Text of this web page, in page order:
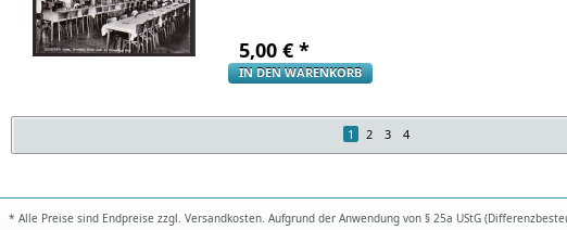
5,00 € *
IN DEN WARENKORB
1 2 3 4
* Alle Preise sind Endpreise zzgl. Versandkosten. Aufgrund der Anwendung von § 25a UStG